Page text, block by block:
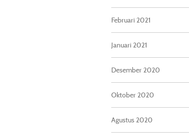
Februari 2021
Januari 2021
Desember 2020
Oktober 2020
Agustus 2020